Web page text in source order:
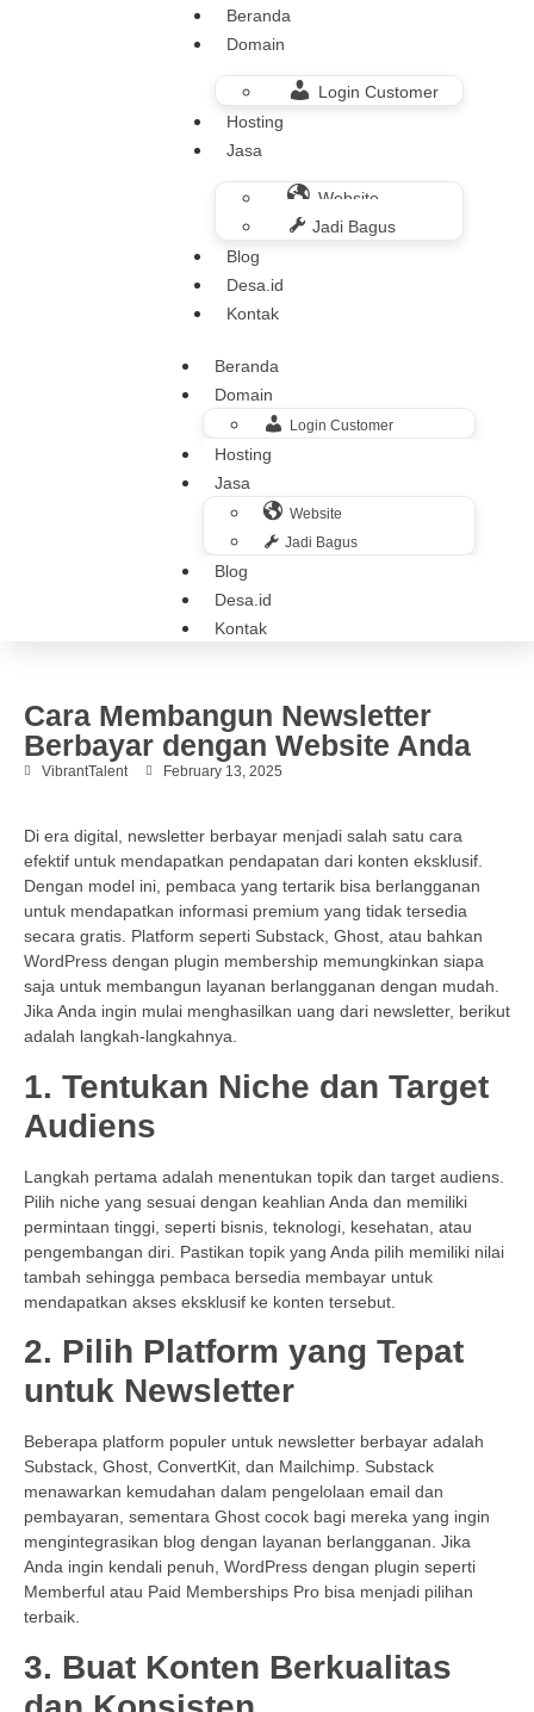
Beranda
Domain
Login Customer
Hosting
Jasa
Website
Jadi Bagus
Blog
Desa.id
Kontak
Beranda
Domain
Login Customer
Hosting
Jasa
Website
Jadi Bagus
Blog
Desa.id
Kontak
Cara Membangun Newsletter
Berbayar dengan Website Anda
VibrantTalent February 13, 2025
Di era digital, newsletter berbayar menjadi salah satu cara
efektif untuk mendapatkan pendapatan dari konten eksklusif.
Dengan model ini, pembaca yang tertarik bisa berlangganan
untuk mendapatkan informasi premium yang tidak tersedia
secara gratis. Platform seperti Substack, Ghost, atau bahkan
WordPress dengan plugin membership memungkinkan siapa
saja untuk membangun layanan berlangganan dengan mudah.
Jika Anda ingin mulai menghasilkan uang dari newsletter, berikut
adalah langkah-langkahnya.
1. Tentukan Niche dan Target
Audiens
Langkah pertama adalah menentukan topik dan target audiens.
Pilih niche yang sesuai dengan keahlian Anda dan memiliki
permintaan tinggi, seperti bisnis, teknologi, kesehatan, atau
pengembangan diri. Pastikan topik yang Anda pilih memiliki nilai
tambah sehingga pembaca bersedia membayar untuk
mendapatkan akses eksklusif ke konten tersebut.
2. Pilih Platform yang Tepat
untuk Newsletter
Beberapa platform populer untuk newsletter berbayar adalah
Substack, Ghost, ConvertKit, dan Mailchimp. Substack
menawarkan kemudahan dalam pengelolaan email dan
pembayaran, sementara Ghost cocok bagi mereka yang ingin
mengintegrasikan blog dengan layanan berlangganan. Jika
Anda ingin kendali penuh, WordPress dengan plugin seperti
Memberful atau Paid Memberships Pro bisa menjadi pilihan
terbaik.
3. Buat Konten Berkualitas